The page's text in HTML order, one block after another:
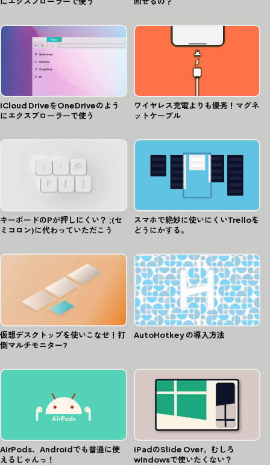
iCloud DriveをOneDriveのよう
にエクスプローラーで使う
ワイヤレス充電よりも優秀！マグネ
ットケーブル
キーボードのPが押しにくい？ ;(セ
ミコロン)に代わっていただこう
スマホで絶妙に使いにくいTrelloを
どうにかする。
仮想デスクトップを使いこなせ！打
倒マルチモニター?
AutoHotkey の導入方法
AirPods、Androidでも普通に使
えるじゃんっ！
iPadのSlide Over。むしろ
windowsで使いたくない？